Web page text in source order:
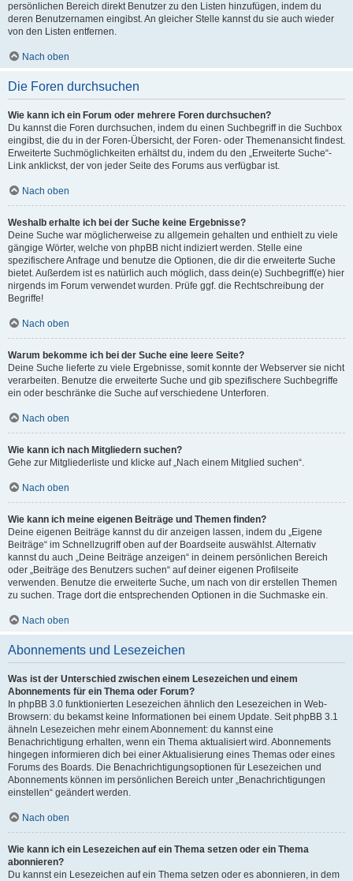
persönlichen Bereich direkt Benutzer zu den Listen hinzufügen, indem du
deren Benutzernamen eingibst. An gleicher Stelle kannst du sie auch wieder
von den Listen entfernen.
Nach oben
Die Foren durchsuchen
Wie kann ich ein Forum oder mehrere Foren durchsuchen?
Du kannst die Foren durchsuchen, indem du einen Suchbegriff in die Suchbox
eingibst, die du in der Foren-Übersicht, der Foren- oder Themenansicht findest.
Erweiterte Suchmöglichkeiten erhältst du, indem du den „Erweiterte Suche“-
Link anklickst, der von jeder Seite des Forums aus verfügbar ist.
Nach oben
Weshalb erhalte ich bei der Suche keine Ergebnisse?
Deine Suche war möglicherweise zu allgemein gehalten und enthielt zu viele
gängige Wörter, welche von phpBB nicht indiziert werden. Stelle eine
spezifischere Anfrage und benutze die Optionen, die dir die erweiterte Suche
bietet. Außerdem ist es natürlich auch möglich, dass dein(e) Suchbegriff(e) hier
nirgends im Forum verwendet wurden. Prüfe ggf. die Rechtschreibung der
Begriffe!
Nach oben
Warum bekomme ich bei der Suche eine leere Seite?
Deine Suche lieferte zu viele Ergebnisse, somit konnte der Webserver sie nicht
verarbeiten. Benutze die erweiterte Suche und gib spezifischere Suchbegriffe
ein oder beschränke die Suche auf verschiedene Unterforen.
Nach oben
Wie kann ich nach Mitgliedern suchen?
Gehe zur Mitgliederliste und klicke auf „Nach einem Mitglied suchen“.
Nach oben
Wie kann ich meine eigenen Beiträge und Themen finden?
Deine eigenen Beiträge kannst du dir anzeigen lassen, indem du „Eigene
Beiträge“ im Schnellzugriff oben auf der Boardseite auswählst. Alternativ
kannst du auch „Deine Beiträge anzeigen“ in deinem persönlichen Bereich
oder „Beiträge des Benutzers suchen“ auf deiner eigenen Profilseite
verwenden. Benutze die erweiterte Suche, um nach von dir erstellen Themen
zu suchen. Trage dort die entsprechenden Optionen in die Suchmaske ein.
Nach oben
Abonnements und Lesezeichen
Was ist der Unterschied zwischen einem Lesezeichen und einem
Abonnements für ein Thema oder Forum?
In phpBB 3.0 funktionierten Lesezeichen ähnlich den Lesezeichen in Web-
Browsern: du bekamst keine Informationen bei einem Update. Seit phpBB 3.1
ähneln Lesezeichen mehr einem Abonnement: du kannst eine
Benachrichtigung erhalten, wenn ein Thema aktualisiert wird. Abonnements
hingegen informieren dich bei einer Aktualisierung eines Themas oder eines
Forums des Boards. Die Benachrichtigungsoptionen für Lesezeichen und
Abonnements können im persönlichen Bereich unter „Benachrichtigungen
einstellen“ geändert werden.
Nach oben
Wie kann ich ein Lesezeichen auf ein Thema setzen oder ein Thema
abonnieren?
Du kannst ein Lesezeichen auf ein Thema setzen oder es abonnieren, in dem